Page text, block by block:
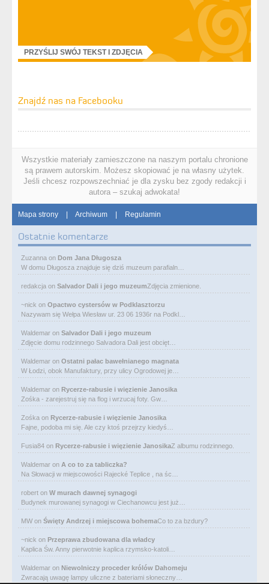
PRZYŚLIJ SWÓJ TEKST I ZDJĘCIA
Znajdź nas na Facebooku
Wszystkie materiały zamieszczone na naszym portalu chronione
są prawem autorskim. Możesz skopiować je na własny użytek.
Jeśli chcesz rozpowszechniać je dla zysku bez zgody redakcji i
autora – szukaj adwokata!
Mapa strony | Archiwum | Regulamin
Ostatnie komentarze
Zuzanna on Dom Jana Długosza
W domu Długosza znajduje się dziś muzeum parafialn…
redakcja on Salvador Dali i jego muzeumZdjęcia zmienione.
~nick on Opactwo cystersów w Podklasztorzu
Nazywam się Wełpa Wiesław ur. 23 06 1936r na Podkl…
Waldemar on Salvador Dali i jego muzeum
Zdjęcie domu rodzinnego Salvadora Dali jest obcięt…
Waldemar on Ostatni pałac bawełnianego magnata
W Łodzi, obok Manufaktury, przy ulicy Ogrodowej je…
Waldemar on Rycerze-rabusie i więzienie Janosika
Zośka - zarejestruj się na flog i wrzucaj foty. Gw…
Zośka on Rycerze-rabusie i więzienie Janosika
Fajne, podoba mi się. Ale czy ktoś przejrzy kiedyś…
Fusia84 on Rycerze-rabusie i więzienie JanosikaZ albumu rodzinnego.
Waldemar on A co to za tabliczka?
Na Słowacji w miejscowości Rajecké Teplice , na śc…
robert on W murach dawnej synagogi
Budynek murowanej synagogi w Ciechanowcu jest już…
MW on Święty Andrzej i miejscowa bohemaCo to za bzdury?
~nick on Przeprawa zbudowana dla władcy
Kaplica Św. Anny pierwotnie kaplica rzymsko-katoli…
Waldemar on Niewolniczy proceder królów Dahomeju
Zwracają uwagę lampy uliczne z bateriami słoneczny…